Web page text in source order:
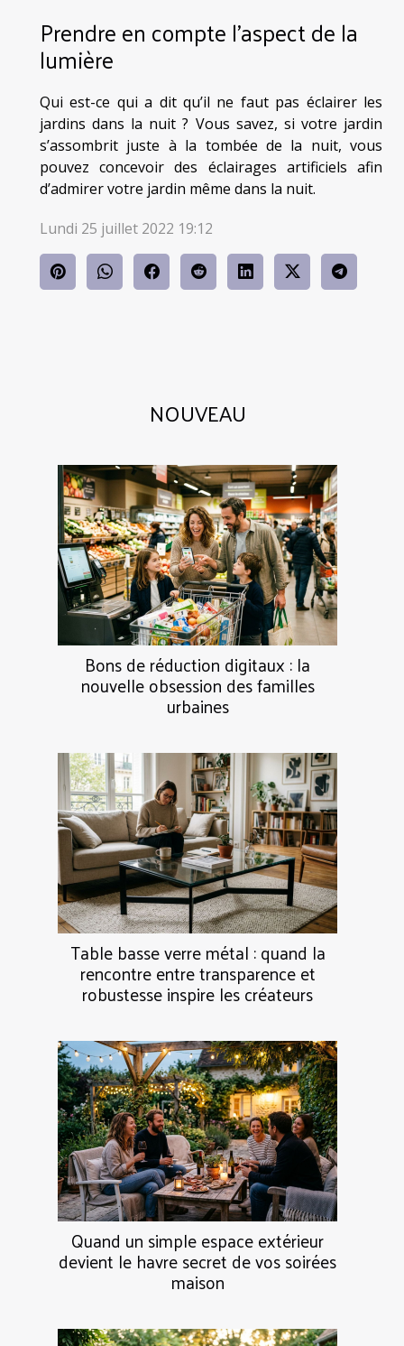
NOUVEAU
Bons de réduction digitaux : la
nouvelle obsession des familles
urbaines
Table basse verre métal : quand la
rencontre entre transparence et
robustesse inspire les créateurs
Quand un simple espace extérieur
devient le havre secret de vos soirées
maison
Prendre en compte l’aspect de la
lumière
Qui est-ce qui a dit qu’il ne faut pas éclairer les
jardins dans la nuit ? Vous savez, si votre jardin
s’assombrit juste à la tombée de la nuit, vous
pouvez concevoir des éclairages artificiels afin
d’admirer votre jardin même dans la nuit.
Lundi 25 juillet 2022 19:12